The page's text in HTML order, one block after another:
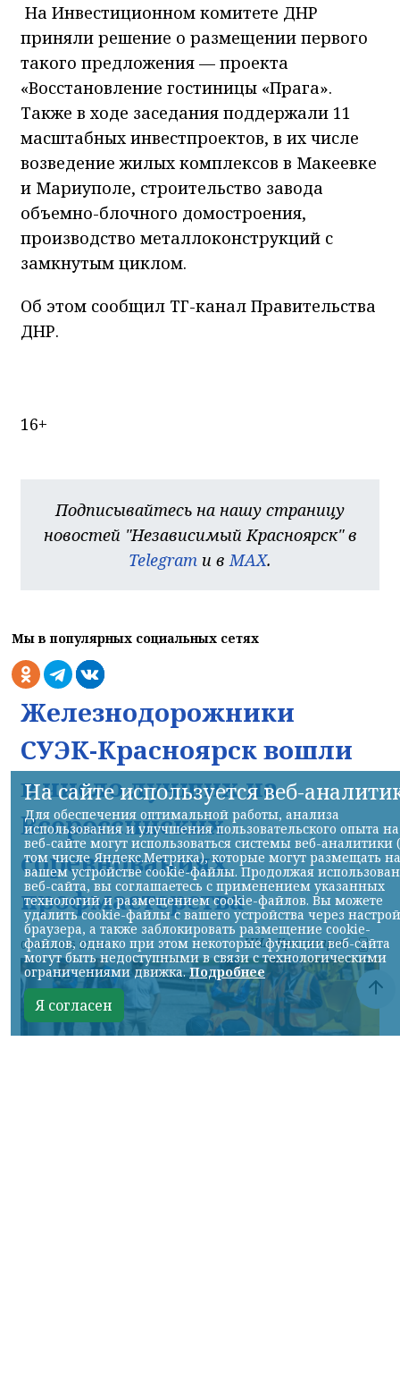
На Инвестиционном комитете ДНР
приняли решение о размещении первого
такого предложения — проекта
«Восстановление гостиницы «Прага».
Также в ходе заседания поддержали 11
масштабных инвестпроектов, в их числе
возведение жилых комплексов в Макеевке
и Мариуполе, строительство завода
объемно-блочного домостроения,
производство металлоконструкций с
замкнутым циклом.
Об этом сообщил ТГ-канал Правительства
ДНР.
16+
Подписывайтесь на нашу страницу
новостей "Независимый Красноярск" в
Telegram и в MAX.
Мы в популярных социальных сетях
Железнодорожники
СУЭК-Красноярск вошли
в число лучших на
Всероссийских
соревнованиях
профмастерства
07.08.2026 22:13 НИА-Красноярск
На сайте используется веб-
Для обеспечения оптимальной работы, анализа
использования и улучшения пользовательского опыта на
веб-сайте могут использоваться системы веб-аналитики
том числе Яндекс.Метрика), которые могут размещать на
вашем устройстве cookie-файлы. Продолжая
веб-сайта, вы соглашаетесь с применением указанных
технологий и размещением cookie-файлов. Вы можете
удалить cookie-файлы с вашего устройства через
браузера, а также заблокировать размещение cookie-
файлов, однако при этом некоторые функции веб-сайта
могут быть недоступными в связи с технологическими
ограничениями движка.Подробнее
Я согласен